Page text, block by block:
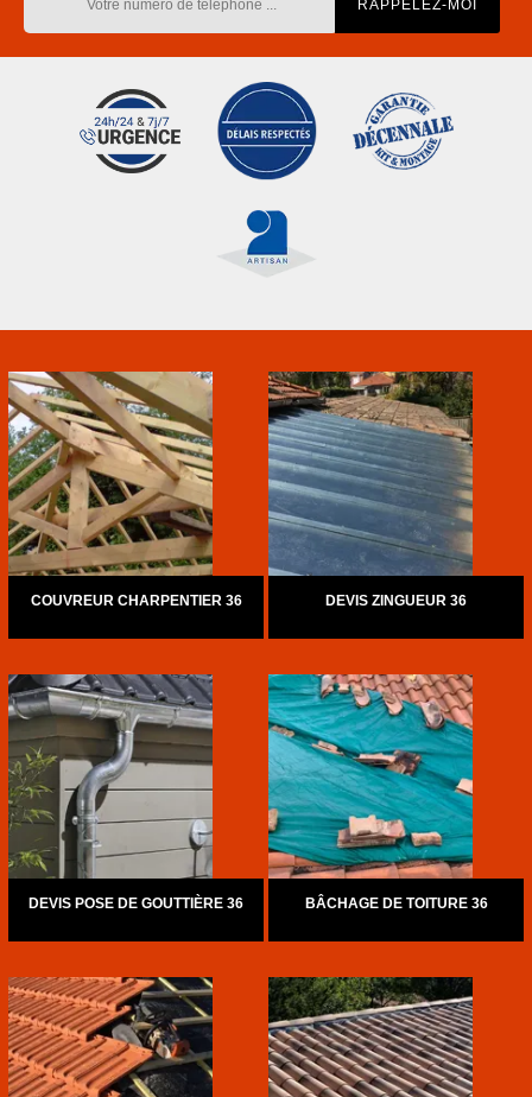
COUVREUR CHARPENTIER 36 DEVIS ZINGUEUR 36
DEVIS POSE DE GOUTTIÈRE 36 BÂCHAGE DE TOITURE 36